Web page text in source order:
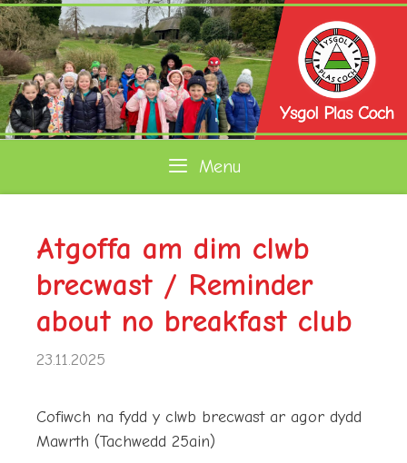
Skip
to
content
Menu
Atgoffa am dim clwb
brecwast / Reminder
about no breakfast club
23.11.2025
Cofiwch na fydd y clwb brecwast ar agor dydd
Mawrth (Tachwedd 25ain)